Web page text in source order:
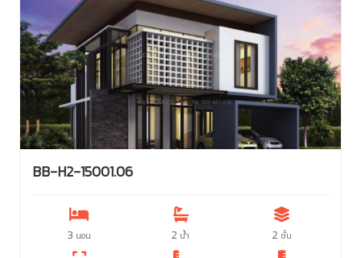
BB-H2-15001.06
3 นอน 2 น้ำ 2 ชั้น